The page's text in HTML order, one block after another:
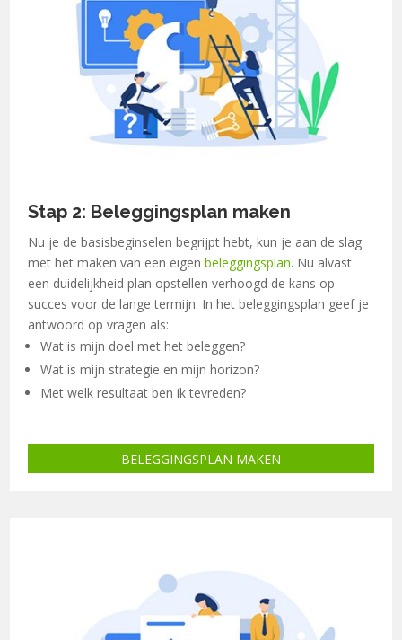
Stap 2: Beleggingsplan maken
Nu je de basisbeginselen begrijpt hebt, kun je aan de slag
met het maken van een eigenbeleggingsplan. Nu alvast
een duidelijkheid plan opstellen verhoogd de kans op
succes voor de lange termijn. In het beleggingsplan geef je
antwoord op vragen als:
Wat is mijn doel met het beleggen?
Wat is mijn strategie en mijn horizon?
Met welk resultaat ben ik tevreden?
BELEGGINGSPLAN MAKEN